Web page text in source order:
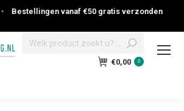
Bestellingen vanaf €50 gratis verzonden
Search:
€0,00 0